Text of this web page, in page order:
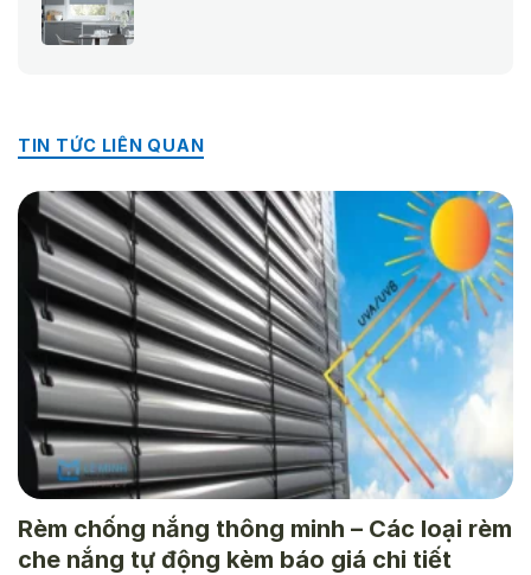
TIN TỨC LIÊN QUAN
Rèm chống nắng thông minh – Các loại rèm
che nắng tự động kèm báo giá chi tiết